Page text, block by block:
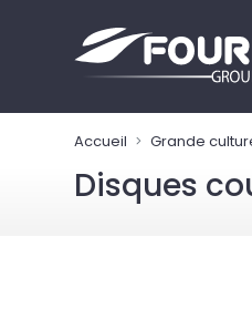
Accueil Grande
Disques